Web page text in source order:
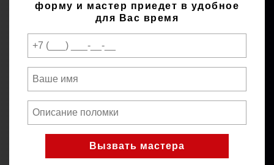
форму и мастер приедет в удобное
для Вас время